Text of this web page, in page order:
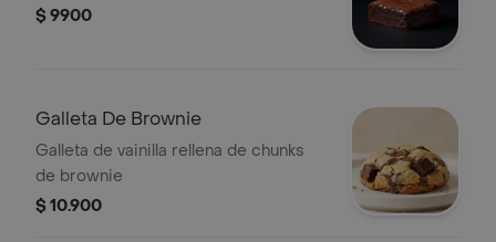
$ 9900
Galleta De Brownie
Galleta de vainilla rellena de chunks
de brownie
$ 10.900